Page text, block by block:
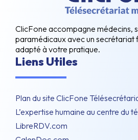
ClicFone accompagne médecins,
paramédicaux avec un secrétariat
adapté à votre pratique.
Liens Utiles
Plan du site ClicFone
L’expertise humaine au centre du
LibreRDV.com